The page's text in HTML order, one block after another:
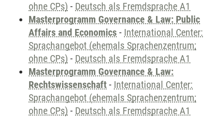
ohne CPs) - Deutsch als Fremdsprache A1
Masterprogramm Governance & Law: Public
Affairs and Economics - International Center:
Sprachangebot (ehemals Sprachenzentrum;
ohne CPs) - Deutsch als Fremdsprache A1
Masterprogramm Governance & Law:
Rechtswissenschaft - International Center:
Sprachangebot (ehemals Sprachenzentrum;
ohne CPs) - Deutsch als Fremdsprache A1